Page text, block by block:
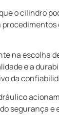
o cilindro
na escolha
e a
da
segurança